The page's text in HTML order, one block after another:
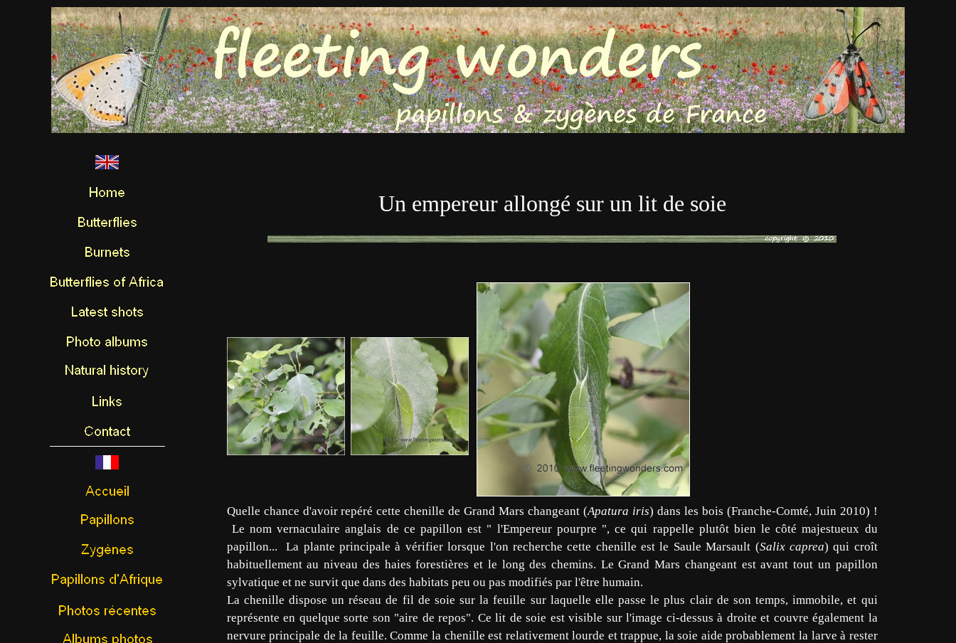
Un empereur allongé sur un lit de soie
Quelle chance d'avoir repéré cette chenille de Grand Mars changeant (Apatura iris) dans les bois (Franche-Comté, Juin 2010) !
Le nom vernaculaire anglais de ce papillon est " l'Empereur pourpre ", ce qui rappelle plutôt bien le côté majestueux du
papillon... La plante principale à vérifier lorsque l'on recherche cette chenille est le Saule Marsault (Salix caprea) qui croît
habituellement au niveau des haies forestières et le long des chemins. Le Grand Mars changeant est avant tout un papillon
sylvatique et ne survit que dans des habitats peu ou pas modifiés par l'être humain.
La chenille dispose un réseau de fil de soie sur la feuille sur laquelle elle passe le plus clair de son temps, immobile, et qui
représente en quelque sorte son "aire de repos". Ce lit de soie est visible sur l'image ci-dessus à droite et couvre également la
nervure principale de la feuille. Comme la chenille est relativement lourde et trappue, la soie aide probablement la larve à rester